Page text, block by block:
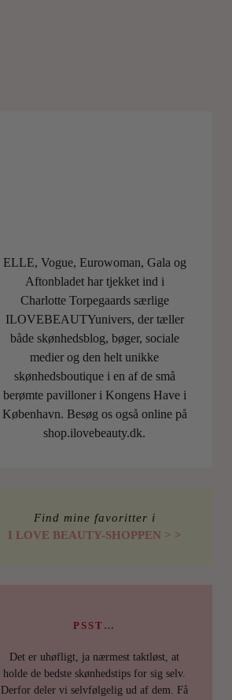
ELLE, Vogue, Eurowoman, Gala og
Aftonbladet har tjekket ind i
Charlotte Torpegaards særlige
ILOVEBEAUTYunivers, der tæller
både skønhedsblog, bøger, sociale
medier og den helt unikke
skønhedsboutique i en af de små
berømte pavilloner i Kongens Have i
København. Besøg os også online på
shop.ilovebeauty.dk.
Find mine favoritter i
I LOVE BEAUTY-SHOPPEN > >
PSST…
Det er uhøfligt, ja nærmest taktløst, at
holde de bedste skønhedstips for sig selv.
Derfor deler vi selvfølgelig ud af dem. Få